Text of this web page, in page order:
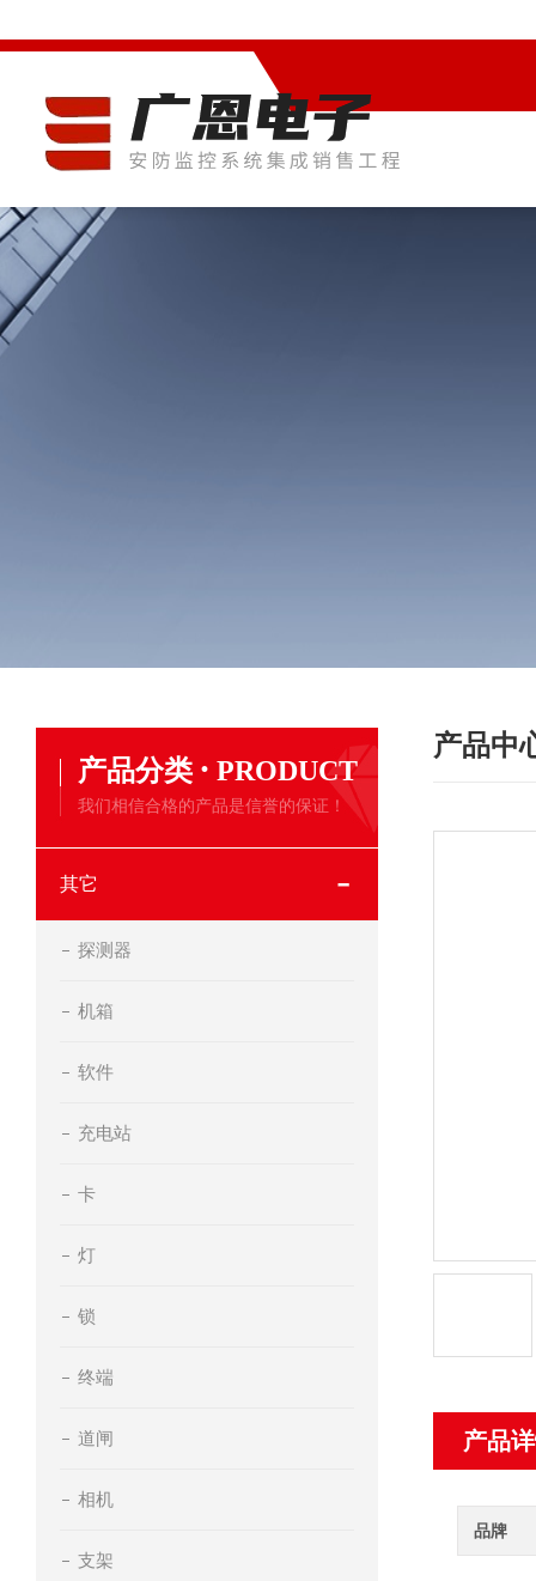
产品分类 · PRODUCT
我们相信合格的产品是信誉的保证！
其它
探测器
机箱
软件
充电站
卡
灯
锁
终端
道闸
相机
支架
产品中
产品
品牌